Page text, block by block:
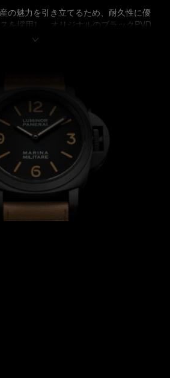
の魅力を引き立てるため、耐久性に優
を採用し、オリジナルのブラックPVD
ーティングを施しています。その表面